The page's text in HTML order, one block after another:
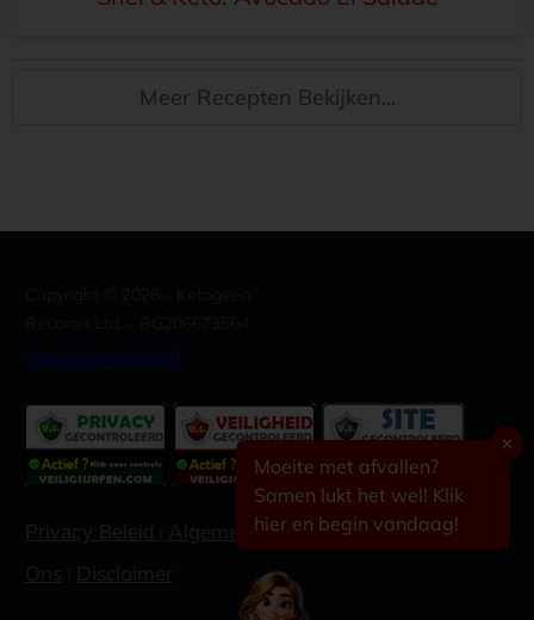
Meer Recepten Bekijken...
✕
Moeite met afvallen?
Samen lukt het wel! Klik
hier en begin vandaag!
[email protected]
Algemene voorwaarden|Contacteer